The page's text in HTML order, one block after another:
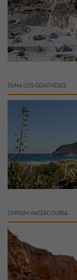
DUNA LOS GENOVESES
GYPSUM WATERCOURSE